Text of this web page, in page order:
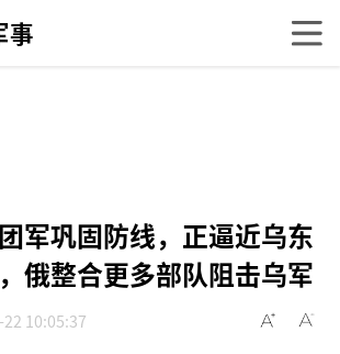
事
军巩固防线，正逼近乌东
俄整合更多部队阻击乌军
10:05:37